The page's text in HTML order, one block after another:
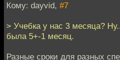
Кому: dayvid, #7
> Учебка у нас 3 месяца?
была 5+-1 месяц.
Разные сроки для разных